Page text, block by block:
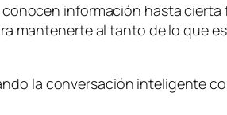
información hasta
mantenerte al tanto de lo que
la conversación inteligente